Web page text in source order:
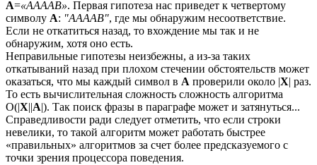
A=«AAAAB». Первая гипотеза нас приведет к четвертому
символу A: "AAAAB", где мы обнаружим несоответствие.
Если не откатиться назад, то вхождение мы так и не
обнаружим, хотя оно есть.
Неправильные гипотезы неизбежны, а из-за таких
откатываний назад при плохом стечении обстоятельств может
оказаться, что мы каждый символ в A проверили около |X| раз.
То есть вычислительная сложность сложность алгоритма
O(|X||A|). Так поиск фразы в параграфе может и затянуться...
Справедливости ради следует отметить, что если строки
невелики, то такой алгоритм может работать быстрее
«правильных» алгоритмов за счет более предсказуемого с
точки зрения процессора поведения.